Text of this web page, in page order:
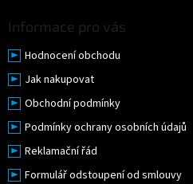
Informace pro vás
Hodnocení obchodu
Jak nakupovat
Obchodní podmínky
Podmínky ochrany osobních údajů
Reklamační řád
Formulář odstoupení od smlouvy